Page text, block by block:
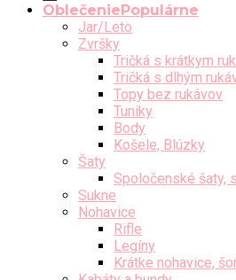
Oblečenie
Jar/Leto
Zvršky
Tričká s krátkym
Tričká s dlhým
Topy bez rukávov
Tuniky
Body
Košele, Blúzky
Šaty
Spoločenské šaty,
Sukne
Nohavice
Rifle
Legíny
Krátke nohavice,